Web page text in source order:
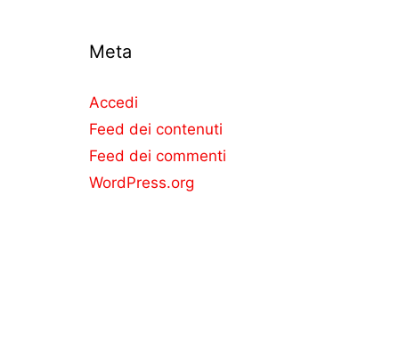
Meta
Accedi
Feed dei contenuti
Feed dei commenti
WordPress.org